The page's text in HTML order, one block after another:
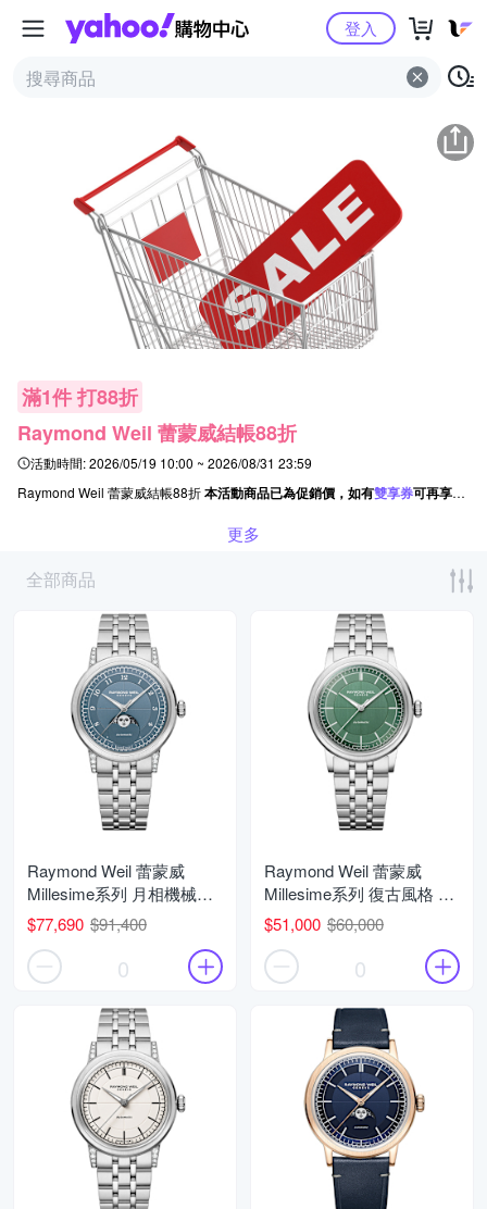
Yahoo購物中心
登入
滿1件 打88折
Raymond Weil 蕾蒙威結帳88折
活動時間:2026/05/19 10:00 ~ 2026/08/31 23:59
Raymond Weil 蕾蒙威結帳88折本活動商品已為促銷價，如有雙享券可再享優惠（未包含一般折價券）。
更多
全部商品
Raymond Weil 蕾蒙威
Millesime系列 月相機械腕
錶 父親節 禮物 推薦
35mm/2145-STS-05511
$77,690 $91,400
0
Raymond Weil 蕾蒙威
Millesime系列 復古風格 經
典機械腕錶 父親節 禮物 推
薦 35mm/2125-ST-52011
$51,000 $60,000
0